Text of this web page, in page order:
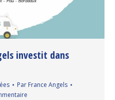
investit dans
Par France Angels